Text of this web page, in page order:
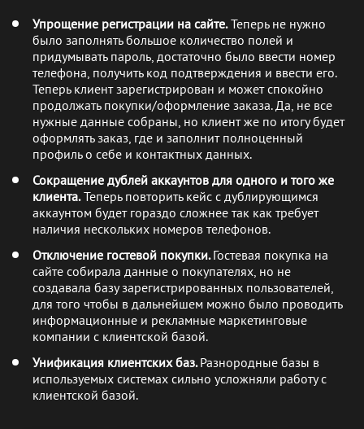
Упрощение регистрации на сайте.Теперь не нужно
было заполнять большое количество полей и
придумывать пароль, достаточно было ввести номер
телефона, получить код подтверждения и ввести его.
Теперь клиент зарегистрирован и может спокойно
продолжать покупки/оформление заказа. Да, не все
нужные данные собраны, но клиент же по итогу будет
оформлять заказ, где и заполнит полноценный
профиль о себе и контактных данных.
Сокращение дублей аккаунтов для одного и того же
клиента.Теперь повторить кейс с дублирующимся
аккаунтом будет гораздо сложнее так как требует
наличия нескольких номеров телефонов.
Отключение гостевой покупки.Гостевая покупка на
сайте собирала данные о покупателях, но не
создавала базу зарегистрированных пользователей,
для того чтобы в дальнейшем можно было проводить
информационные и рекламные маркетинговые
компании с клиентской базой.
Унификация клиентских баз.Разнородные базы в
используемых системах сильно усложняли работу с
клиентской базой.